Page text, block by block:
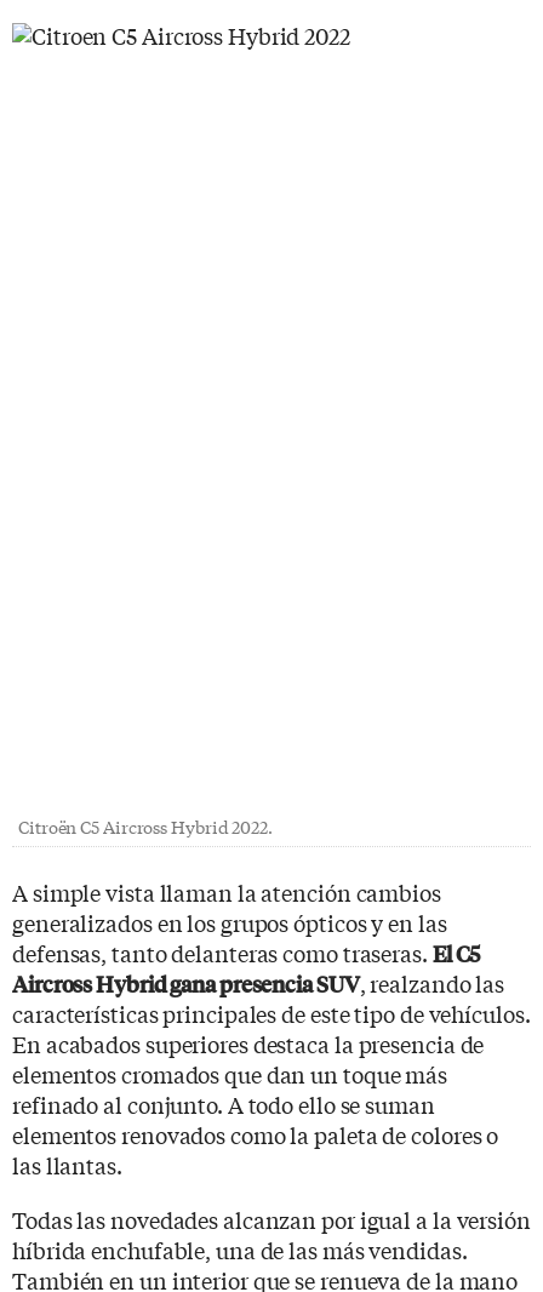
Citroën C5 Aircross Hybrid 2022.
A simple vista llaman la atención cambios
generalizados en los grupos ópticos y en las
defensas, tanto delanteras como traseras. El C5
Aircross Hybrid gana presencia SUV, realzando las
características principales de este tipo de vehículos.
En acabados superiores destaca la presencia de
elementos cromados que dan un toque más
refinado al conjunto. A todo ello se suman
elementos renovados como la paleta de colores o
las llantas.
Todas las novedades alcanzan por igual a la versión
híbrida enchufable, una de las más vendidas.
También en un interior que se renueva de la mano